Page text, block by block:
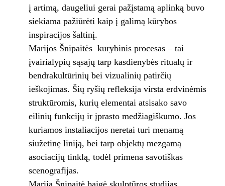
į artimą, daugeliui gerai pažįstamą aplinką buvo
siekiama pažiūrėti kaip į galimą kūrybos
inspiracijos šaltinį.
Marijos Šnipaitės kūrybinis procesas – tai
įvairialypių sąsajų tarp kasdienybės ritualų ir
bendrakultūrinių bei vizualinių patirčių
ieškojimas. Šių ryšių refleksija virsta erdvinėmis
struktūromis, kurių elementai atsisako savo
eilinių funkcijų ir įprasto medžiagiškumo. Jos
kuriamos instaliacijos neretai turi menamą
siužetinę liniją, bei tarp objektų mezgamą
asociacijų tinklą, todėl primena savotiškas
scenografijas.